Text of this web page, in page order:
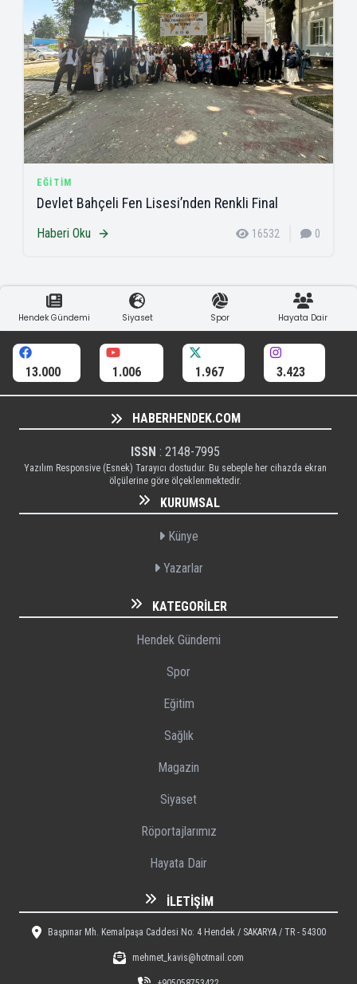
EĞITIM
Devlet Bahçeli Fen Lisesi’nden Renkli Final
Haberi Oku 16532 0
Hendek Gündemi Siyaset Spor Hayata Dair
13.000 1.006 1.967 3.423
HABERHENDEK.COM
ISSN : 2148-7995
Yazılım Responsive (Esnek) Tarayıcı dostudur. Bu sebeple her cihazda ekran
ölçülerine göre ölçeklenmektedir.
KURUMSAL
Künye
Yazarlar
KATEGORILER
Hendek Gündemi
Spor
Eğitim
Sağlık
Magazin
Siyaset
Röportajlarımız
Hayata Dair
İLETIŞIM
Başpınar Mh. Kemalpaşa Caddesi No: 4 Hendek / SAKARYA / TR - 54300
mehmet_kavis@hotmail.com